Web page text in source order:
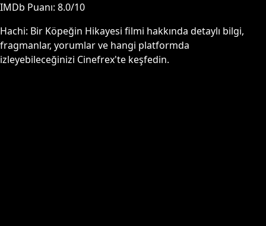
IMDb Puanı: 8.0/10
Hachi: Bir Köpeğin Hikayesi filmi hakkında detaylı bilgi,
fragmanlar, yorumlar ve hangi platformda
izleyebileceğinizi Cinefrex'te keşfedin.